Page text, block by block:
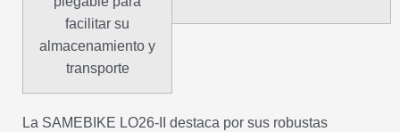
facilitar su
almacenamiento y
transporte
La SAMEBIKE LO26-II destaca por sus robustas